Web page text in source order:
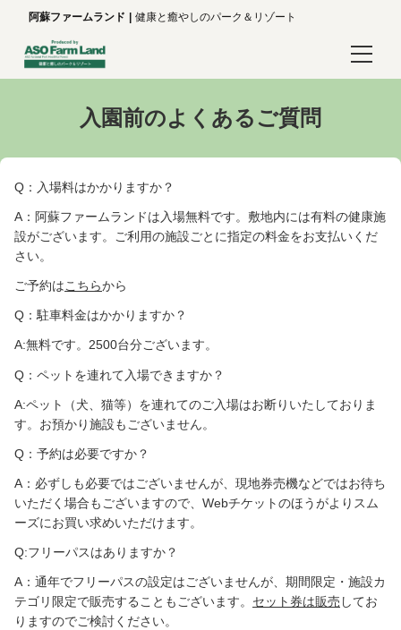
阿蘇ファームランド 健康と癒やしのパーク＆リゾート
English
한국어
繁體中文
入園前のよくあるご質問
Q：入場料はかかりますか？
A：阿蘇ファームランドは入場無料です。敷地内には有料の健康施
設がございます。ご利用の施設ごとに指定の料金をお支払いくだ
さい。
ご予約はこちらから
Q：駐車料金はかかりますか？
A:無料です。2500台分ございます。
Q：ペットを連れて入場できますか？
A:ペット（犬、猫等）を連れてのご入場はお断りいたしておりま
す。お預かり施設もございません。
Q：予約は必要ですか？
A：必ずしも必要ではございませんが、現地券売機などではお待ち
いただく場合もございますので、Webチケットのほうがよりスム
ーズにお買い求めいただけます。
Q:フリーパスはありますか？
A：通年でフリーパスの設定はございませんが、期間限定・施設カ
テゴリ限定で販売することもございます。 セット券は販売 してお
りますのでご検討ください。